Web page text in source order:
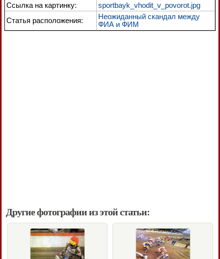
Ссылка на картинку:
sportbayk_vhodit_v_povorot.jpg
Статья расположения:
Неожиданный скандал между
ФИА и ФИМ
Другие фотографии из этой статьи: